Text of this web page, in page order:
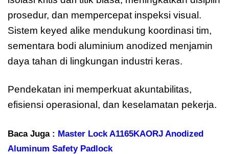
prosedur, dan mempercepat inspeksi visual.
Sistem keyed alike mendukung koordinasi tim,
sementara bodi aluminium anodized menjamin
daya tahan di lingkungan industri keras.
Pendekatan ini memperkuat akuntabilitas,
efisiensi operasional, dan keselamatan pekerja.
Baca Juga : Master Lock A1165KAORJ Anodized
Aluminum Safety Padlock